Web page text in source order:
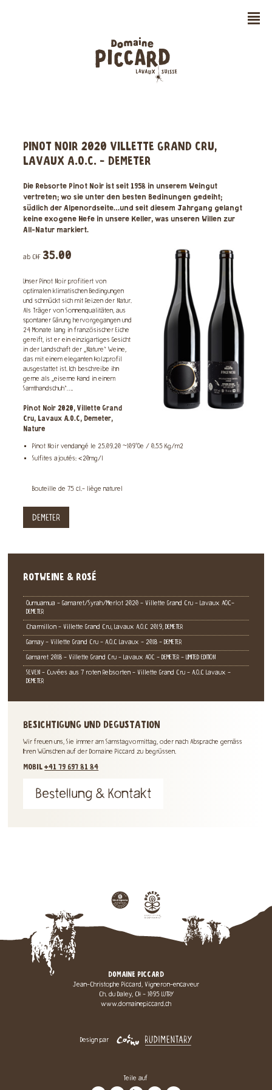
n
PINOT NOIR 2020 VILLETTE GRAND CRU,
LAVAUX A.O.C. - DEMETER
Die Rebsorte Pinot Noir ist seit 1958 in unserem Weingut
vertreten; wo sie unter den besten Bedinungen gedeiht;
südlich der Alpenordseite…und seit diesem Jahrgang gelangt
keine exogene Hefe in unsere Keller, was unseren Willen zur
All-Natur markiert.
ab CHF 35.00
Unser Pinot Noir profitiert von
optimalen klimatischen Bedingungen
und schmückt sich mit Reizen der Natur.
Als Träger von Sonnenqualitäten, aus
spontaner Gärung hervorgegangen und
24 Monate lang in französischer Eiche
gereift, ist er ein einzigartiges Gesicht
in der Landschaft der „Nature“ Weine,
das mit einem eleganten Holzprofil
ausgestattet ist. Ich beschreibe ihn
gerne als „eiserne Hand in einem
Samthandschuh“….
Pinot Noir 2020, Villette Grand
Cru, Lavaux A.O.C, Demeter,
Nature
Pinot Noir vendangé le 25.09.20 ~109°Oe / 0.55 Kg/m2
Sulfites ajoutés: <20mg/l
Bouteille de 75 cl.- liège naturel
DEMETER
ROTWEINE & ROSÉ
Oumuamua - Gamaret/Syrah/Merlot 2020 - Villette Grand Cru - Lavaux AOC-
DEMETER
Charmillon - Villette Grand Cru, Lavaux A.O.C 2019, DEMETER
Gamay - Villette Grand Cru - A.O.C Lavaux - 2018 - DEMETER
Gamaret 2018 - Villette Grand Cru - Lavaux AOC - DEMETER - LIMITED EDITION
SEVEN - Cuvées aus 7 roten Rebsorten - Villette Grand Cru - A.O.C Lavaux -
DEMETER
BESICHTIGUNG UND DEGUSTATION
Wir freuen uns, Sie immer am Samstagvormittag, oder nach Absprache gemäss
Ihren Wünschen auf der Domaine Piccard zu begrüssen.
MOBIL+41 79 697 81 84
Bestellung & Kontakt
DOMAINE PICCARD
Jean-Christophe Piccard, Vigneron-encaveur
Ch. du Daley, CH - 1095 LUTRY
www.domainepiccard.ch
Design par
Teile auf